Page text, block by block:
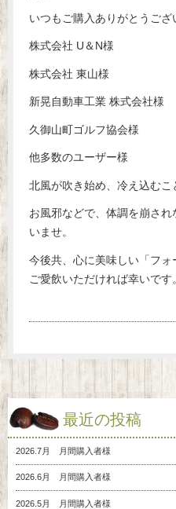
いつもご購入ありがとうござ
株式会社 U＆N様
株式会社 東山様
新晃自動車工業 株式会社様
久御山町ゴルフ協会様
他多数のユーザー様
北風が吹き始め、冷え込むこ
お風邪などで、体調を崩さ
いませ。
今後共、心に美味しい「フォ
ご愛飲いただければ幸いです。
最近の投稿
2026.7月 月間購入者様
2026.6月 月間購入者様
2026.5月 月間購入者様